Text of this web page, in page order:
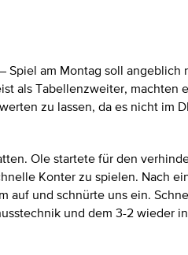
Spiel am Montag soll
als Tabellenzweiter, machten
zu lassen, da es nicht im
Ole startete für den
Konter zu spielen. Nach
und schnürte uns ein.
und dem 3-2 wieder